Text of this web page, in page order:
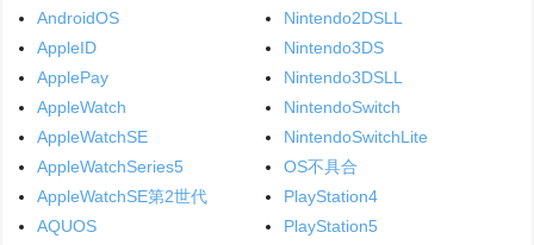
AndroidOS
AppleID
ApplePay
AppleWatch
AppleWatchSE
AppleWatchSeries5
AppleWatchSE第2世代
AQUOS
Nintendo2DSLL
Nintendo3DS
Nintendo3DSLL
NintendoSwitch
NintendoSwitchLite
OS不具合
PlayStation4
PlayStation5